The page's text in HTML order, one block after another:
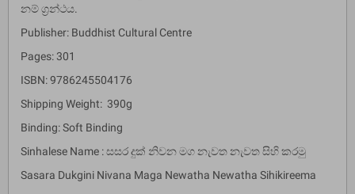
නම් ග්‍රන්ථය.
Publisher: Buddhist Cultural Centre
Pages: 301
ISBN: 9786245504176
Shipping Weight: 390g
Binding: Soft Binding
Sinhalese Name : සසර දුක් නිවන මග නැවත නැවත සිහි කරමු
Sasara Dukgini Nivana Maga Newatha Newatha Sihikireema